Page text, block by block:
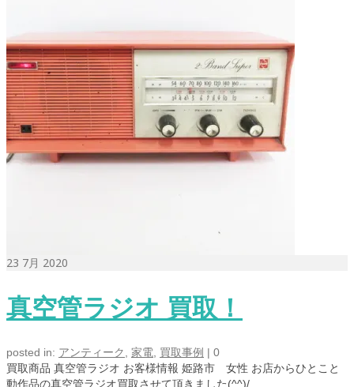
23 7月 2020
真空管ラジオ 買取！
posted in: アンティーク 家電 買取事例 | 0
買取商品 真空管ラジオ お客様情報 姫路市 女性 お店からひとこと
動作品の真空管ラジオ買取させて頂きました(^^)/